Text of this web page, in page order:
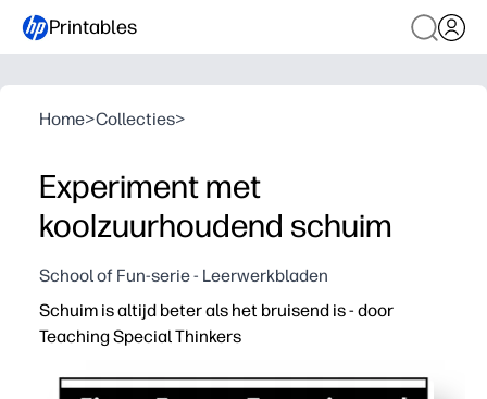
Printables
Home>Collecties>
Experiment met
koolzuurhoudend schuim
School of Fun-serie - Leerwerkbladen
Schuim is altijd beter als het bruisend is - door
Teaching Special Thinkers